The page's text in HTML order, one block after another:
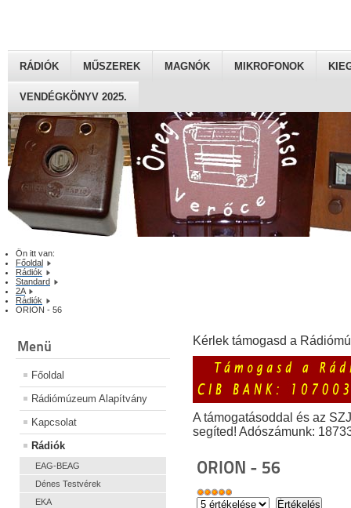
RÁDIÓK MŰSZEREK MAGNÓK MIKROFONOK
VENDÉGKÖNYV 2025.
Ön itt van:
Főoldal
Rádiók
Standard
2A
Rádiók
ORION - 56
Menü
Főoldal
Rádiómúzeum Alapítvány
Kapcsolat
Rádiók
EAG-BEAG
Dénes Testvérek
EKA
Kérlek támogasd a
A támogatásoddal és az
segíted! Adószámunk:
ORION - 56